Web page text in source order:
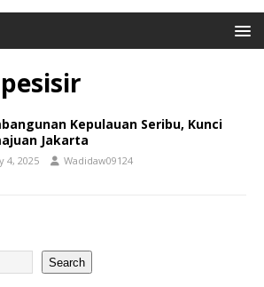
Kepulauan Seribu, Kunci
Jakarta
4, 2025 Wadidaw09124
Search